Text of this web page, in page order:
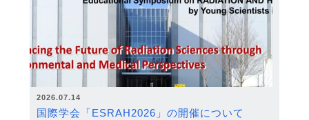
2026.07.14
国際学会「ESRAH2026」の開催について